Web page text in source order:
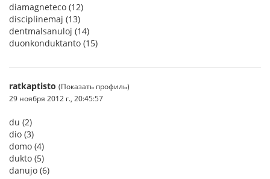
diamagneteco (12)
disciplinemaj (13)
dentmalsanuloj (14)
duonkonduktanto (15)
ratkaptisto (Показать профиль)
29 ноября 2012 г., 20:45:57
du (2)
dio (3)
domo (4)
dukto (5)
danujo (6)